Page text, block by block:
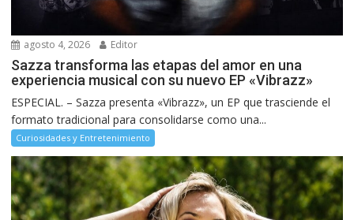
agosto 4, 2026 Editor
Sazza transforma las etapas del amor en una
experiencia musical con su nuevo EP «Vibrazz»
ESPECIAL. – Sazza presenta «Vibrazz», un EP que trasciende el
formato tradicional para consolidarse como una...
Curiosidades y Entretenimiento